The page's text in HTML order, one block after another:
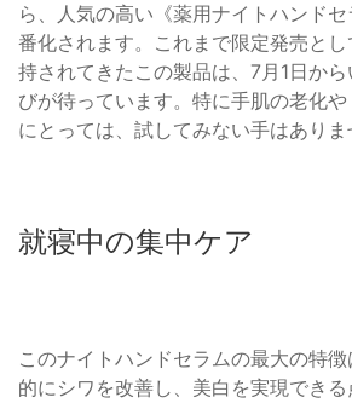
ら、人気の高い《薬用ナイトハンド
番化されます。これまで限定発売と
持されてきたこの製品は、7月1日か
びが待っています。特に手肌の老化
にとっては、試してみない手はありま
就寝中の集中ケア
このナイトハンドセラムの最大の特
的にシワを改善し、美白を実現できる